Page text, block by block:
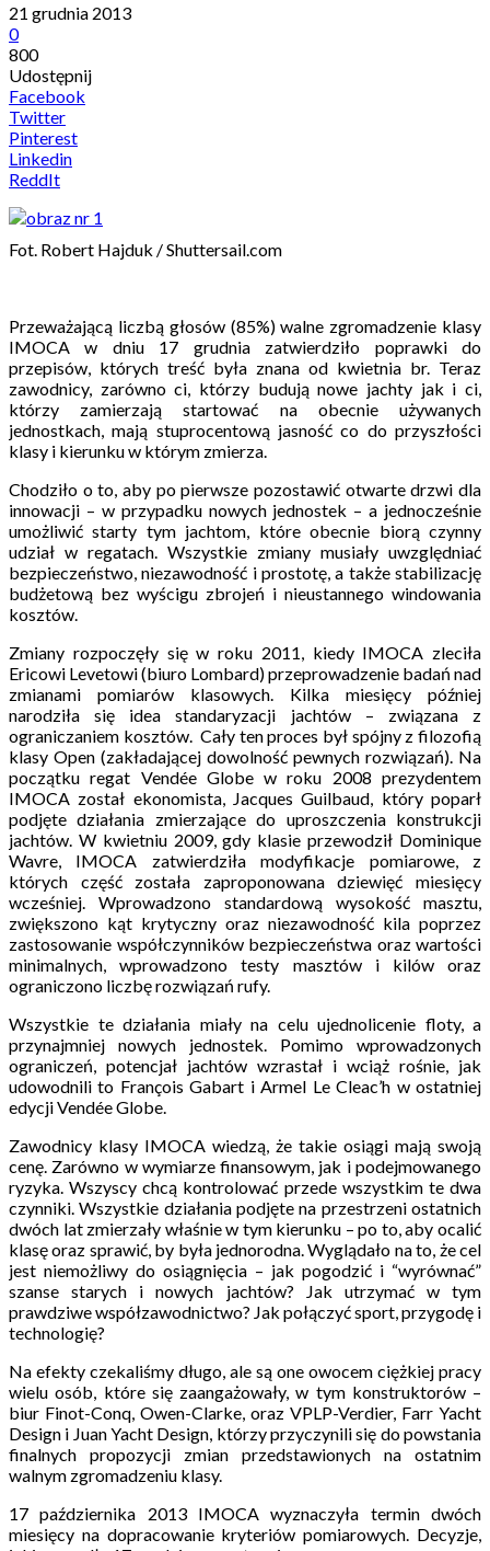
21 grudnia 2013
0
800
Udostępnij
Facebook
Twitter
Pinterest
Linkedin
ReddIt
Fot. Robert Hajduk / Shuttersail.com
Przeważającą liczbą głosów (85%) walne zgromadzenie klasy
IMOCA w dniu 17 grudnia zatwierdziło poprawki do
przepisów, których treść była znana od kwietnia br. Teraz
zawodnicy, zarówno ci, którzy budują nowe jachty jak i ci,
którzy zamierzają startować na obecnie używanych
jednostkach, mają stuprocentową jasność co do przyszłości
klasy i kierunku w którym zmierza.
Chodziło o to, aby po pierwsze pozostawić otwarte drzwi dla
innowacji – w przypadku nowych jednostek – a jednocześnie
umożliwić starty tym jachtom, które obecnie biorą czynny
udział w regatach. Wszystkie zmiany musiały uwzględniać
bezpieczeństwo, niezawodność i prostotę, a także stabilizację
budżetową bez wyścigu zbrojeń i nieustannego windowania
kosztów.
Zmiany rozpoczęły się w roku 2011, kiedy IMOCA zleciła
Ericowi Levetowi (biuro Lombard) przeprowadzenie badań nad
zmianami pomiarów klasowych. Kilka miesięcy później
narodziła się idea standaryzacji jachtów – związana z
ograniczaniem kosztów. Cały ten proces był spójny z filozofią
klasy Open (zakładającej dowolność pewnych rozwiązań). Na
początku regat Vendée Globe w roku 2008 prezydentem
IMOCA został ekonomista, Jacques Guilbaud, który poparł
podjęte działania zmierzające do uproszczenia konstrukcji
jachtów. W kwietniu 2009, gdy klasie przewodził Dominique
Wavre, IMOCA zatwierdziła modyfikacje pomiarowe, z
których część została zaproponowana dziewięć miesięcy
wcześniej. Wprowadzono standardową wysokość masztu,
zwiększono kąt krytyczny oraz niezawodność kila poprzez
zastosowanie współczynników bezpieczeństwa oraz wartości
minimalnych, wprowadzono testy masztów i kilów oraz
ograniczono liczbę rozwiązań rufy.
Wszystkie te działania miały na celu ujednolicenie floty, a
przynajmniej nowych jednostek. Pomimo wprowadzonych
ograniczeń, potencjał jachtów wzrastał i wciąż rośnie, jak
udowodnili to François Gabart i Armel Le Cleac’h w ostatniej
edycji Vendée Globe.
Zawodnicy klasy IMOCA wiedzą, że takie osiągi mają swoją
cenę. Zarówno w wymiarze finansowym, jak i podejmowanego
ryzyka. Wszyscy chcą kontrolować przede wszystkim te dwa
czynniki. Wszystkie działania podjęte na przestrzeni ostatnich
dwóch lat zmierzały właśnie w tym kierunku – po to, aby ocalić
klasę oraz sprawić, by była jednorodna. Wyglądało na to, że cel
jest niemożliwy do osiągnięcia – jak pogodzić i “wyrównać”
szanse starych i nowych jachtów? Jak utrzymać w tym
prawdziwe współzawodnictwo? Jak połączyć sport, przygodę i
technologię?
Na efekty czekaliśmy długo, ale są one owocem ciężkiej pracy
wielu osób, które się zaangażowały, w tym konstruktorów –
biur Finot-Conq, Owen-Clarke, oraz VPLP-Verdier, Farr Yacht
Design i Juan Yacht Design, którzy przyczynili się do powstania
finalnych propozycji zmian przedstawionych na ostatnim
walnym zgromadzeniu klasy.
17 października 2013 IMOCA wyznaczyła termin dwóch
miesięcy na dopracowanie kryteriów pomiarowych. Decyzje,